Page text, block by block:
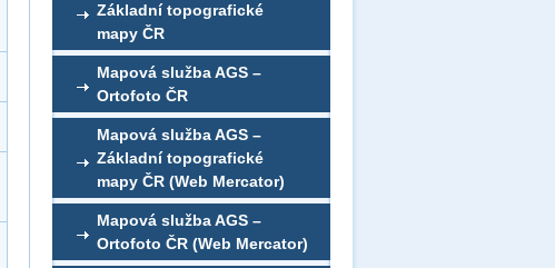
Základní topografické
mapy ČR
Mapová služba AGS –
Ortofoto ČR
Mapová služba AGS –
Základní topografické
mapy ČR (Web Mercator)
Mapová služba AGS –
Ortofoto ČR (Web Mercator)